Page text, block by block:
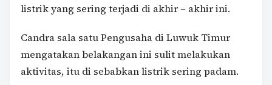
listrik yang sering terjadi di akhir – akhir ini.
Candra sala satu Pengusaha di Luwuk Timur
mengatakan belakangan ini sulit melakukan
aktivitas, itu di sebabkan listrik sering padam.